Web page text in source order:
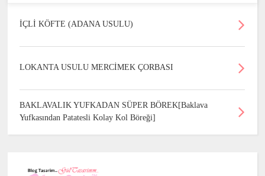
İÇLİ KÖFTE (ADANA USULU)
LOKANTA USULU MERCİMEK ÇORBASI
BAKLAVALIK YUFKADAN SÜPER BÖREK[Baklava
Yufkasından Patatesli Kolay Kol Böreği]